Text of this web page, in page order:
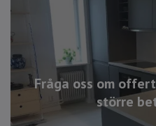
Fråga oss om
större